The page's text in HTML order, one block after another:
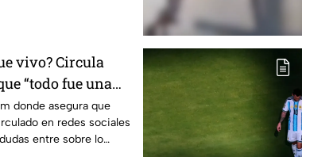
vivo? Circula
“todo fue una
donde asegura que
en redes sociales
entre sobre lo